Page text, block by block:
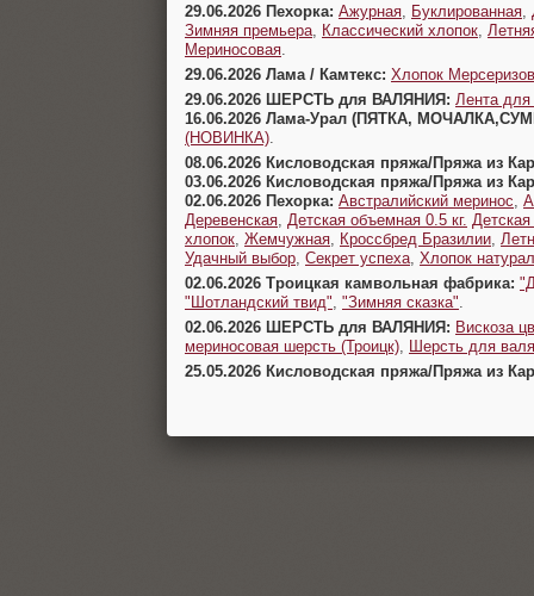
29.06.2026 Пехорка: Ажурная Буклированная
Зимняя премьера
Классический хлопок
Мериносовая
29.06.2026 Лама / Камтекс: Хлопок
29.06.2026 ШЕРСТЬ для ВАЛЯНИЯ: Лента для
16.06.2026 Лама-Урал (ПЯТКА,
(НОВИНКА)
08.06.2026 Кисловодская пряжа/Пряжа из
03.06.2026 Кисловодская пряжа/Пряжа из
02.06.2026 Пехорка: Австралийский меринос
Деревенская Детская объемная 0.5 кг.
хлопок Жемчужная Кроссбред Бразилии
Удачный выбор Секрет успеха Хлопок
02.06.2026 Троицкая камвольная фабрика:
"Шотландский твид" "Зимняя сказка"
02.06.2026 ШЕРСТЬ для ВАЛЯНИЯ: Вискоза
мериносовая шерсть (Троицк)
Шерсть для
25.05.2026 Кисловодская пряжа/Пряжа из